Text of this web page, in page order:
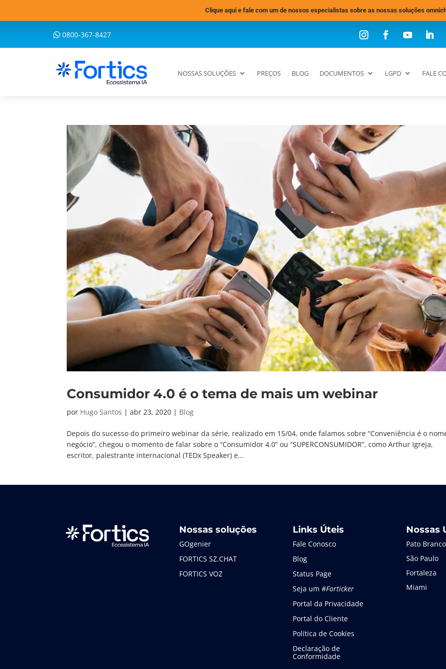
Clique aqui e fale com um de nossos especialistas sobre as nossas soluções
0800-367-8427
NOSSAS SOLUÇÕES PREÇOS BLOG DOCUMENTOS LGPD FALE
Consumidor 4.0 é o tema de mais um webinar
por Hugo Santos |abr 23, 2020 | Blog
Depois do sucesso do primeiro webinar da série, realizado em 15/04, onde falamos sobre “Conveniência é o
negócio”, chegou o momento de falar sobre o “Consumidor 4.0” ou “SUPERCONSUMIDOR”, como Arthur Igreja,
escritor, palestrante internacional (TEDx Speaker) e...
Nossas soluções
GOgenier
FORTICS SZ.CHAT
FORTICS VOZ
Links Úteis
Fale Conosco
Blog
Status Page
Seja um #Forticker
Portal da Privacidade
Portal do Cliente
Política de Cookies
Declaração de
Conformidade
Nossas
Pato Branco
São Paulo
Fortaleza
Miami